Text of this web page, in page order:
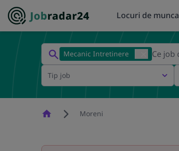
Locuri de munca
Mecanic Intretinere
Tip job
HomepageMoreni